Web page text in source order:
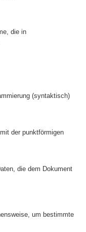
die in
(syntaktisch)
der punktförmigen
die dem Dokument
um bestimmte